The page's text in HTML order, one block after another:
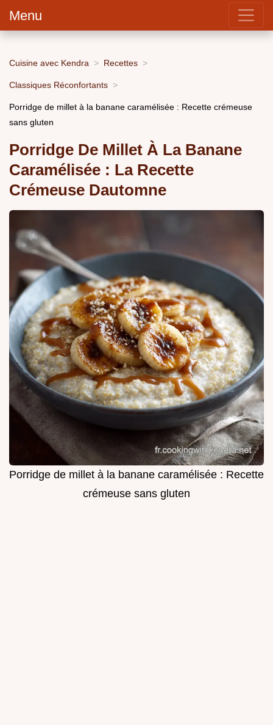
Menu
Cuisine avec Kendra Recettes
Classiques Réconfortants
Porridge de millet à la banane caramélisée : Recette crémeuse
sans gluten
Porridge De Millet À La Banane
Caramélisée : La Recette
Crémeuse Dautomne
Porridge de millet à la banane caramélisée : Recette
crémeuse sans gluten